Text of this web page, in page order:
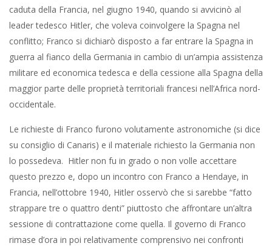
caduta della Francia, nel giugno 1940, quando si avvicinò al
leader tedesco Hitler, che voleva coinvolgere la Spagna nel
conflitto; Franco si dichiarò disposto a far entrare la Spagna in
guerra al fianco della Germania in cambio di un’ampia assistenza
militare ed economica tedesca e della cessione alla Spagna della
maggior parte delle proprietà territoriali francesi nell’Africa nord-
occidentale.
Le richieste di Franco furono volutamente astronomiche (si dice
su consiglio di Canaris) e il materiale richiesto la Germania non
lo possedeva. Hitler non fu in grado o non volle accettare
questo prezzo e, dopo un incontro con Franco a Hendaye, in
Francia, nell’ottobre 1940, Hitler osservò che si sarebbe “fatto
strappare tre o quattro denti” piuttosto che affrontare un’altra
sessione di contrattazione come quella. Il governo di Franco
rimase d’ora in poi relativamente comprensivo nei confronti